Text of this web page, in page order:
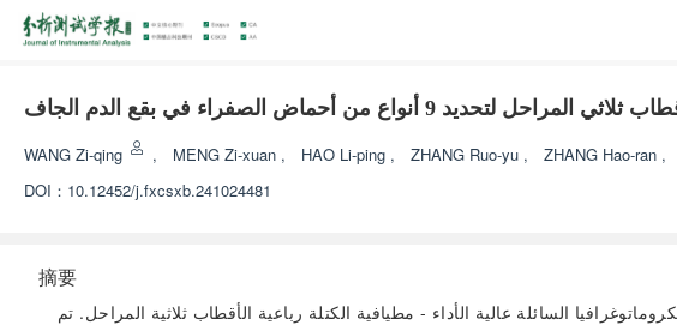
من أحماض الصفراء في بقع الدم الجاف
WANG Zi-qing , MENG Zi-xuan , HAO Li-ping , ZHANG Ruo-yu , ZHANG Hao-ran ,
DOI： 10.12452/j.fxcsxb.241024481
摘要
قبل العمود - الكروماتوغرافيا السائلة عالية الأداء - مطيافية الكتلة رباعية الأقطاب ثلاثية المراحل. تم